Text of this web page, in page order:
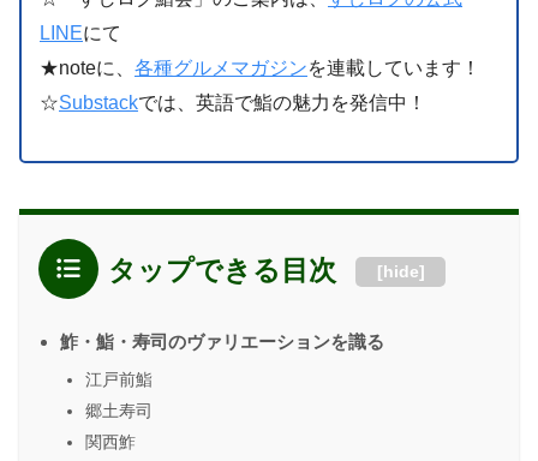
LINEにて
★noteに、 各種グルメマガジンを連載しています！
☆Substackでは、英語で鮨の魅力を発信中！
タップできる目次 [hide]
鮓・鮨・寿司のヴァリエーションを識る
江戸前鮨
郷土寿司
関西鮓